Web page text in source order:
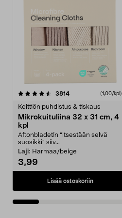
3814arvostelut (1,00/kpl)
Keittiön puhdistus & tiskaus
Mikrokuituliina 32 x 31 cm, 4
kpl
Aftonbladetin "itsestään selvä
suosikki" siiv...
Laji: Harmaa/beige
3,99
Lisää ostoskoriin
4.5viidestä